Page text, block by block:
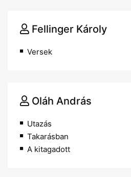
Fellinger Károly
Versek
Oláh András
Utazás
Takarásban
A kitagadott